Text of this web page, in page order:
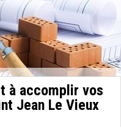
à accomplir vos
Jean Le Vieux